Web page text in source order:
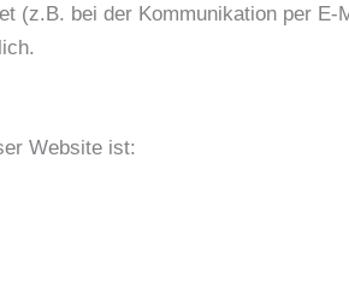
(z.B. bei der Kommunikation per
Website ist: